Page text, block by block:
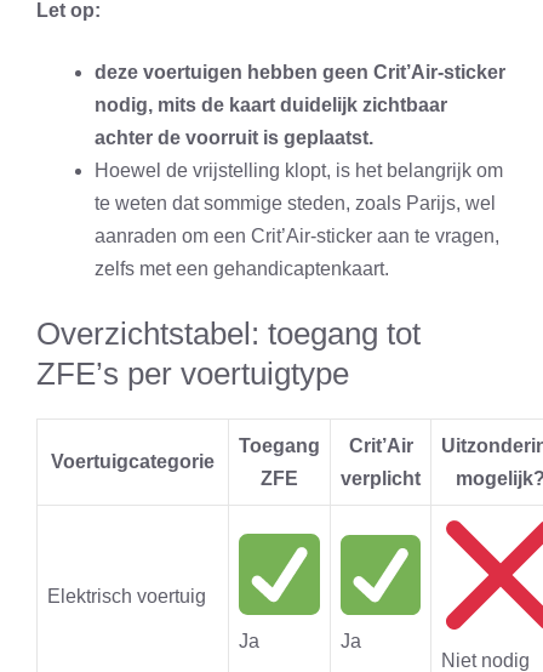
Let op:
deze voertuigen hebben geen Crit’Air-sticker
nodig, mits de kaart duidelijk zichtbaar
achter de voorruit is geplaatst.
Hoewel de vrijstelling klopt, is het belangrijk om
te weten dat sommige steden, zoals Parijs, wel
aanraden om een Crit’Air-sticker aan te vragen,
zelfs met een gehandicaptenkaart.
Overzichtstabel: toegang tot
ZFE’s per voertuigtype
Voertuigcategorie
Toegang
ZFE
Crit’Air
verplicht
Elektrisch voertuig
Ja
Ja
Niet nodig